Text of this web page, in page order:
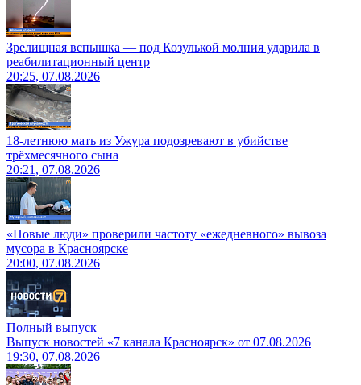
Зрелищная вспышка — под Козулькой молния ударила в
реабилитационный центр
20:25, 07.08.2026
18-летнюю мать из Ужура подозревают в убийстве
трёхмесячного сына
20:21, 07.08.2026
«Новые люди» проверили частоту «ежедневного» вывоза
мусора в Красноярске
20:00, 07.08.2026
Полный выпуск
Выпуск новостей «7 канала Красноярск» от 07.08.2026
19:30, 07.08.2026